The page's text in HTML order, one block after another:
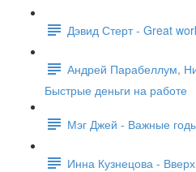
Дэвид Стерт - Great
Андрей Парабеллум,
Быстрые деньги на работе
Мэг Джей - Важные
Инна Кузнецова -